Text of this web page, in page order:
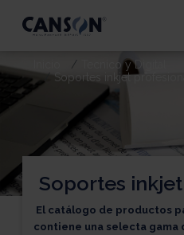
Soportes
El catálogo de productos
contiene una selecta
Tecnico y Digital
Soportes inkjet